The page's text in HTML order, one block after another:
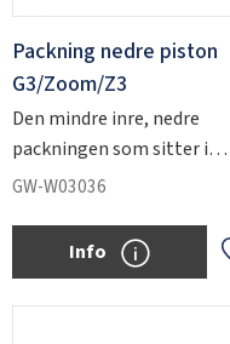
Packning nedre piston
G3/Zoom/Z3
Den mindre inre, nedre
packningen som sitter i
Zoom-, G3- och Z3-
GW-W03036
Info